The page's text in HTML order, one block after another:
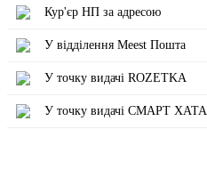
Кур'єр НП за адресою
У відділення Meest Пошта
У точку видачі ROZETKA
У точку видачі СМАРТ ХАТА